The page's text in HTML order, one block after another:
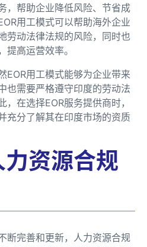
，帮助企业降低风险、节省成
用工模式可以帮助海外企业
劳动法律法规的风险，同时也
提高运营效率。
EOR用工模式能够为企业带来
也需要严格遵守印度的劳动法
在选择EOR服务提供商时，
充分了解其在印度市场的资质
资源合规
断完善和更新，人力资源合规